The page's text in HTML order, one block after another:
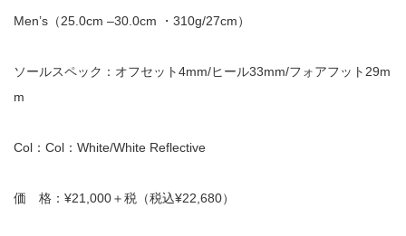
Men’s（25.0cm –30.0cm ・310g/27cm）
ソールスペック：オフセット4mm/ヒール33mm/フォアフット29m
m
Col：Col：White/White Reflective
価 格：¥21,000＋税（税込¥22,680）